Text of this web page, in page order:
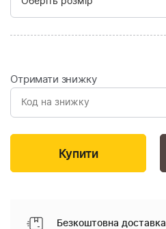
Отримати знижку
Безкоштовна доставка